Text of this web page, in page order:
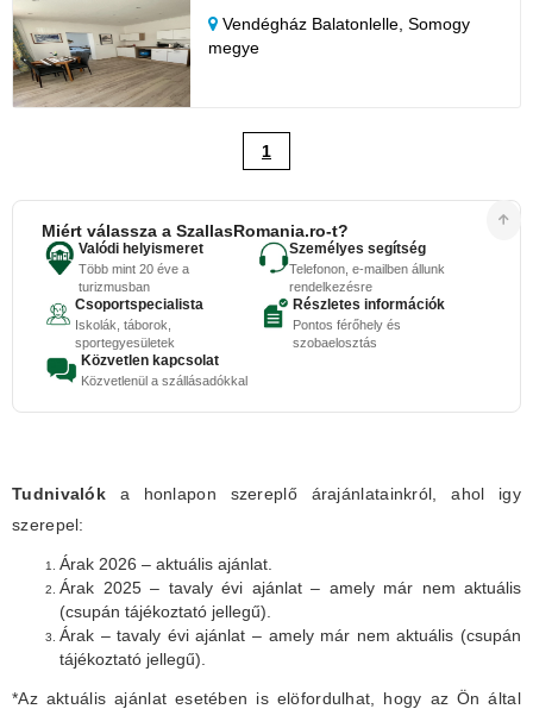
Vendégház Balatonlelle,Somogy
megye
1
Miért válassza a SzallasRomania.ro-t?
Valódi helyismeret
Több mint 20 éve a
turizmusban
Személyes segítség
Telefonon, e-mailben állunk
rendelkezésre
Csoportspecialista
Iskolák, táborok,
sportegyesületek
Részletes információk
Pontos férőhely és
szobaelosztás
Közvetlen kapcsolat
Közvetlenül a szállásadókkal
Tudnivalók a honlapon szereplő árajánlatainkról, ahol igy
szerepel:
Árak 2026 – aktuális ajánlat.
Árak 2025 – tavaly évi ajánlat – amely már nem aktuális
(csupán tájékoztató jellegű).
Árak – tavaly évi ajánlat – amely már nem aktuális (csupán
tájékoztató jellegű).
*Az aktuális ajánlat esetében is elöfordulhat, hogy az Ön által